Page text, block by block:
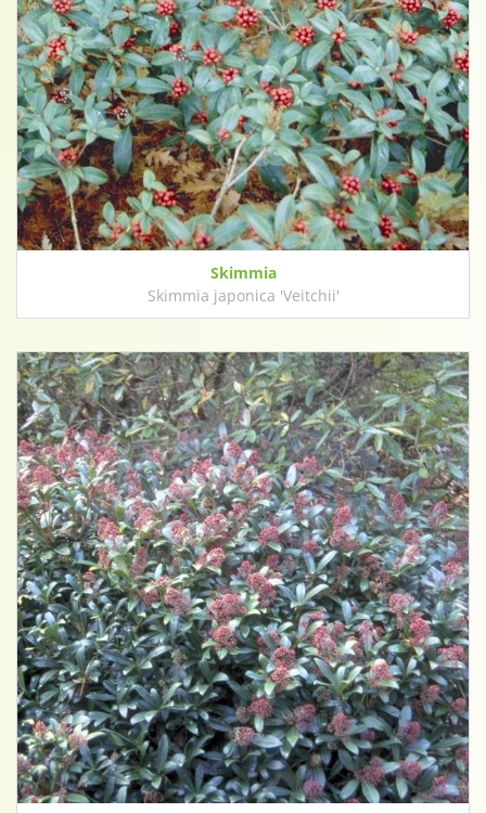
Skimmia
Skimmia japonica 'Veitchii'